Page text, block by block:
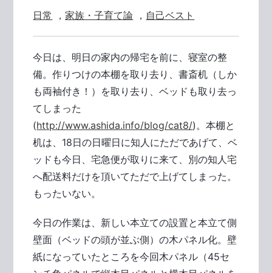
日常
，家族・子育て論 ， 自己ベスト
今日は、明日の家内の帰宅を前に、寝室の整
備。作りつけの本棚を取り去り、書斎机（しか
も両袖付き！）を取り去り、ベッドも取り去っ
てしまった
(http://www.ashida.info/blog/cat8/)。本棚と
机は、18日の日曜日に知人にただであげて、ベ
ッドも今日、宅急便が取りに来て、別の知人宅
へ配送料だけを頂いてただで上げてしまった。
もったいない。
今日の作業は、新しい本立ての設置と本立て側
壁面（ベッドの頭が並ぶ側）の木パネル化。壁
紙になっていたところを今回木パネル（45セ